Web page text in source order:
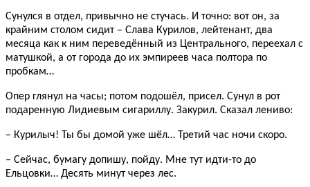
Сунулся в отдел, привычно не стучась. И точно: вот он, за
крайним столом сидит – Слава Курилов, лейтенант, два
месяца как к ним переведённый из Центрального, переехал с
матушкой, а от города до их эмпиреев часа полтора по
пробкам…
Опер глянул на часы; потом подошёл, присел. Сунул в рот
подаренную Лидиевым сигариллу. Закурил. Сказал лениво:
– Курилыч! Ты бы домой уже шёл… Третий час ночи скоро.
– Сейчас, бумагу допишу, пойду. Мне тут идти-то до
Ельцовки… Десять минут через лес.